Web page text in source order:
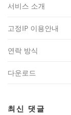
서비스 소개
고정IP 이용안내
연락 방식
다운로드
최신 댓글